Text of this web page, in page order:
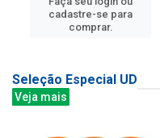
cadastre-se para
comprar.
Seleção Especial UD
Veja mais